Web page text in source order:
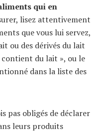
qui en
lisez attentivement
que vous lui servez,
ou des dérivés du lait
du lait », ou le
dans la liste des
pas obligés de déclarer
leurs produits